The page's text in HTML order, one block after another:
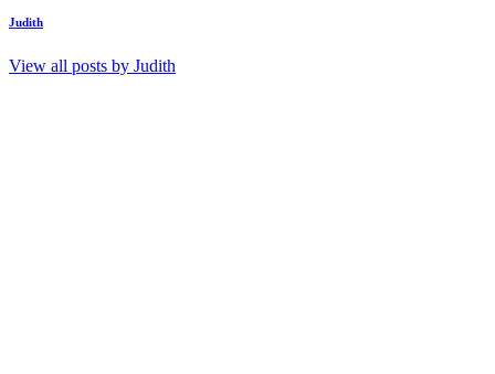
Judith
View all posts by Judith